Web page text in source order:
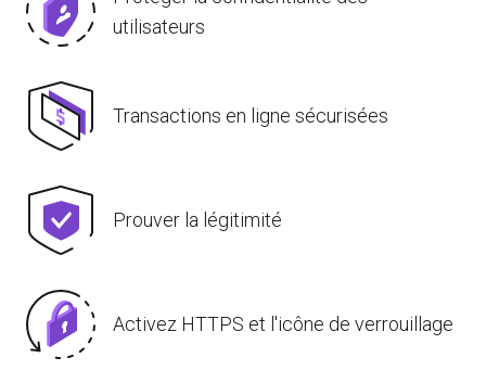
utilisateurs
Transactions en ligne sécurisées
Prouver la légitimité
Activez HTTPS et l'icône de verrouillage